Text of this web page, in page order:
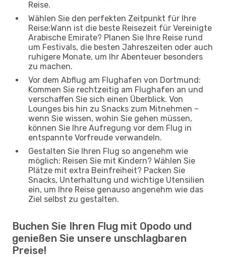
Reise.
Wählen Sie den perfekten Zeitpunkt für Ihre
Reise:Wann ist die beste Reisezeit für Vereinigte
Arabische Emirate? Planen Sie Ihre Reise rund
um Festivals, die besten Jahreszeiten oder auch
ruhigere Monate, um Ihr Abenteuer besonders
zu machen.
Vor dem Abflug am Flughafen von Dortmund:
Kommen Sie rechtzeitig am Flughafen an und
verschaffen Sie sich einen Überblick. Von
Lounges bis hin zu Snacks zum Mitnehmen –
wenn Sie wissen, wohin Sie gehen müssen,
können Sie Ihre Aufregung vor dem Flug in
entspannte Vorfreude verwandeln.
Gestalten Sie Ihren Flug so angenehm wie
möglich: Reisen Sie mit Kindern? Wählen Sie
Plätze mit extra Beinfreiheit? Packen Sie
Snacks, Unterhaltung und wichtige Utensilien
ein, um Ihre Reise genauso angenehm wie das
Ziel selbst zu gestalten.
Buchen Sie Ihren Flug mit Opodo und
genießen Sie unsere unschlagbaren
Preise!